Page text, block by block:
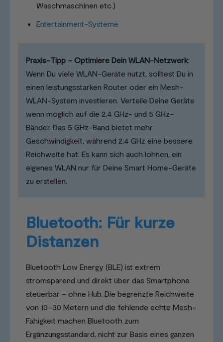
Waschmaschinen etc.)
Entertainment-Systeme
Praxis-Tipp – Optimiere Dein WLAN-Netzwerk:
Wenn Du viele WLAN-Geräte nutzt, solltest Du in
einen leistungsstarken Router oder ein Mesh-
WLAN-System investieren. Verteile Deine Geräte
wenn möglich auf die 2,4 GHz- und 5 GHz-
Bänder. Das 5 GHz-Band bietet mehr
Geschwindigkeit, während 2,4 GHz eine bessere
Reichweite hat. Es kann sich auch lohnen, ein
eigenes WLAN nur für Deine Smart Home-Geräte
zu erstellen.
Bluetooth: Für kurze
Distanzen
Bluetooth Low Energy (BLE) ist extrem
stromsparend und direkt über das Smartphone
steuerbar – ohne Hub. Die begrenzte Reichweite
von 10–30 Metern und die fehlende echte Mesh-
Fähigkeit machen Bluetooth zum
Ergänzungsstandard, nicht zur Basis eines ganzen